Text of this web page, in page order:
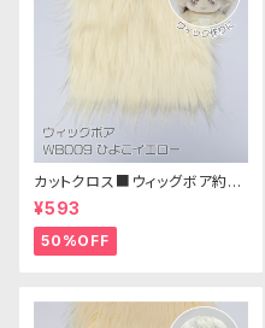
カットクロス■ウィッグボア約8c
m(ひよこイエロー)WB009ボア
生地 25cm × 45cm
¥593
50%OFF